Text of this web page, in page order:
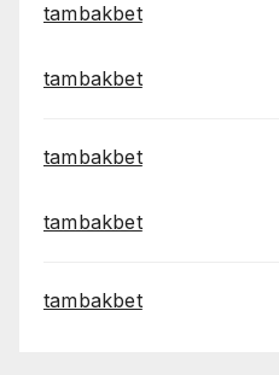
tambakbet
tambakbet
tambakbet
tambakbet
tambakbet